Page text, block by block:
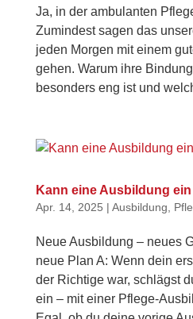
Ja, in der ambulanten
Zumindest sagen das
jeden Morgen mit einem
gehen. Warum ihre
besonders eng ist und
Kann eine Ausbildung
Apr. 14, 2025 | Ausbildung
Neue Ausbildung – neues
neue Plan A: Wenn dein
der Richtige war, schlägst
ein – mit einer Pflege-